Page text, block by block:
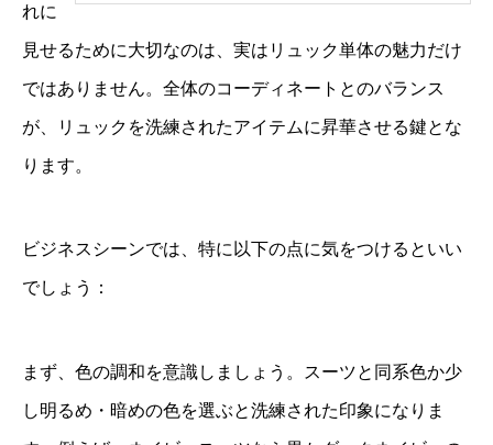
れに
見せるために大切なのは、実はリュック単体の魅力だけ
ではありません。全体のコーディネートとのバランス
が、リュックを洗練されたアイテムに昇華させる鍵とな
ります。
ビジネスシーンでは、特に以下の点に気をつけるといい
でしょう：
まず、色の調和を意識しましょう。スーツと同系色か少
し明るめ・暗めの色を選ぶと洗練された印象になりま